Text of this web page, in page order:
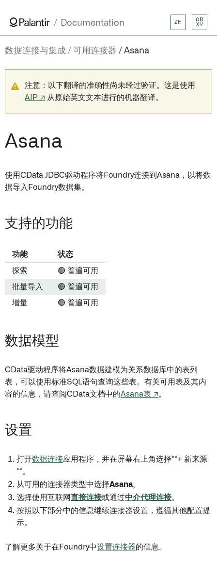
Documentation ZH
AB
XY
数据连接与集成 可用连接器 Asana
注意：以下翻译的准确性尚未经过验证。这是使用
AIP ↗ 从原始英文文本进行的机器翻译。
Asana
使用CData JDBC驱动程序将Foundry连接到Asana，以将数
据导入Foundry数据集。
支持的功能
功能 状态
探索 🟢 普遍可用
批量导入 🟢 普遍可用
增量 🟢 普遍可用
数据模型
CData驱动程序将Asana数据建模为关系数据库中的表列
表，可以使用标准SQL语句查询这些表。有关可用表及其内
容的信息，请查阅CData文档中的Asana表 ↗。
设置
打开数据连接应用程序，并在屏幕右上角选择**+ 新来源
**。
从可用的连接器类型中选择Asana。
选择使用互联网 直接连接或通过中介代理连接。
按照以下部分中的信息继续连接器设置，遵循其他配置提
示。
了解更多关于在Foundry中设置连接器的信息。